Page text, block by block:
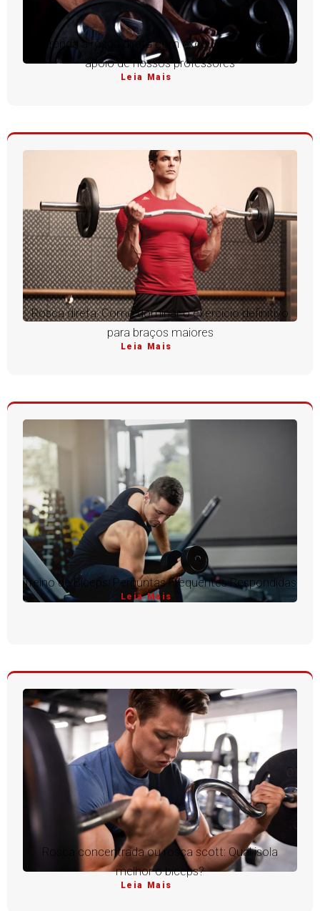
Aprenda a rosca direta com execução perfeita e
apoio de nossos professores
Leia Mais
Rosca direta: Como dominar o exercício definitivo
para braços maiores
Leia Mais
Treino de Bíceps: Perguntas Frequentes Respondidas
Leia Mais
Rosca concentrada ou rosca scott: Qual isola
melhor o bíceps?
Leia Mais